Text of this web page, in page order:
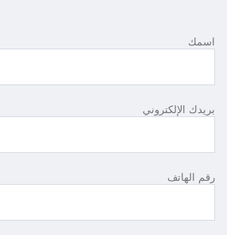
اسمك
بريدك الإلكتروني
رقم الهاتف